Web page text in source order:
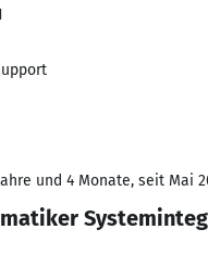
und 4 Monate, seit Mai